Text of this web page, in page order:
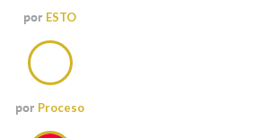
por ESTO
por Proceso